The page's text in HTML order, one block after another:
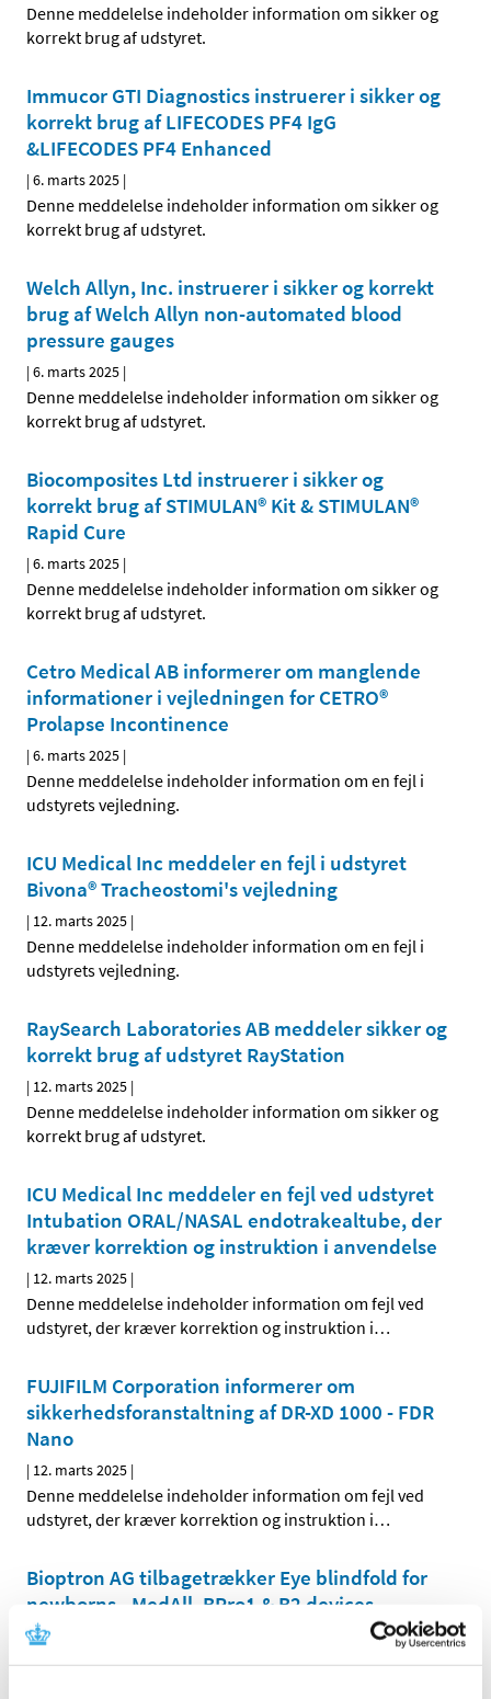
Denne meddelelse indeholder information om sikker og
korrekt brug af udstyret.
Immucor GTI Diagnostics instruerer i sikker og
korrekt brug af LIFECODES PF4 IgG
&LIFECODES PF4 Enhanced
|6. marts 2025 |
Denne meddelelse indeholder information om sikker og
korrekt brug af udstyret.
Welch Allyn, Inc. instruerer i sikker og korrekt
brug af Welch Allyn non-automated blood
pressure gauges
|6. marts 2025 |
Denne meddelelse indeholder information om sikker og
korrekt brug af udstyret.
Biocomposites Ltd instruerer i sikker og
korrekt brug af STIMULAN® Kit & STIMULAN®
Rapid Cure
|6. marts 2025 |
Denne meddelelse indeholder information om sikker og
korrekt brug af udstyret.
Cetro Medical AB informerer om manglende
informationer i vejledningen for CETRO®
Prolapse Incontinence
|6. marts 2025 |
Denne meddelelse indeholder information om en fejl i
udstyrets vejledning.
ICU Medical Inc meddeler en fejl i udstyret
Bivona® Tracheostomi's vejledning
| 12. marts 2025 |
Denne meddelelse indeholder information om en fejl i
udstyrets vejledning.
RaySearch Laboratories AB meddeler sikker og
korrekt brug af udstyret RayStation
| 12. marts 2025 |
Denne meddelelse indeholder information om sikker og
korrekt brug af udstyret.
ICU Medical Inc meddeler en fejl ved udstyret
Intubation ORAL/NASAL endotrakealtube, der
kræver korrektion og instruktion i anvendelse
| 12. marts 2025 |
Denne meddelelse indeholder information om fejl ved
udstyret, der kræver korrektion og instruktion i…
FUJIFILM Corporation informerer om
sikkerhedsforanstaltning af DR-XD 1000 - FDR
Nano
| 12. marts 2025 |
Denne meddelelse indeholder information om fejl ved
udstyret, der kræver korrektion og instruktion i…
Bioptron AG tilbagetrækker Eye blindfold for
newborns - MedAll, BPro1 & B2 devices
|14. marts 2025
Denne meddelelse indeholder information om